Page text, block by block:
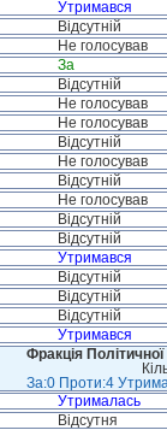
Утримався
Відсутній
Не голосував
За
Відсутній
Не голосував
Не голосував
Відсутній
Не голосував
Відсутній
Не голосував
Відсутній
Відсутній
Утримався
Відсутній
Відсутній
Відсутній
Утримався
Фракція
За:0 Проти:4
Утрималась
Відсутня